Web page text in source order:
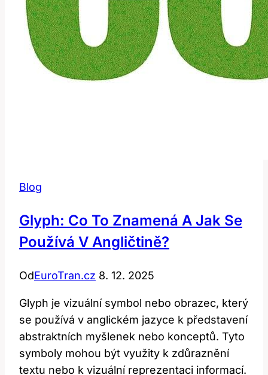
Blog
Glyph: Co To Znamená A Jak Se
Používá V Angličtině?
OdEuroTran.cz 8. 12. 2025
Glyph je vizuální symbol nebo obrazec, který
se používá v anglickém jazyce k představení
abstraktních myšlenek nebo konceptů. Tyto
symboly mohou být využity k zdůraznění
textu nebo k vizuální reprezentaci informací.